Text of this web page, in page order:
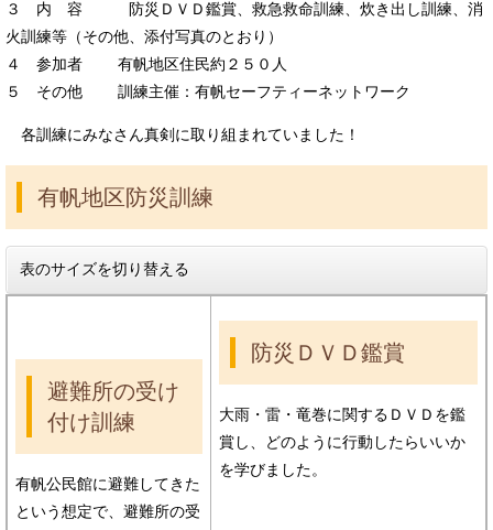
３ 内 容 防災ＤＶＤ鑑賞、救急救命訓練、炊き出し訓練、消
火訓練等（その他、添付写真のとおり）
４ 参加者 有帆地区住民約２５０人
５ その他 訓練主催：有帆セーフティーネットワーク
各訓練にみなさん真剣に取り組まれていました！
有帆地区防災訓練
表のサイズを切り替える
避難所の受け
付け訓練
有帆公民館に避難してきた
という想定で、避難所の受
防災ＤＶＤ鑑賞
大雨・雷・竜巻に関するＤＶＤを鑑
賞し、どのように行動したらいいか
を学びました。